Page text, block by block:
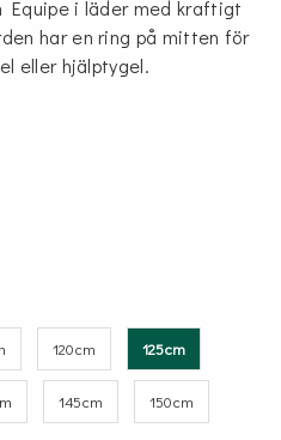
Equipe i läder med kraftigt
har en ring på mitten för
eller hjälptygel.
120cm 125cm
145cm 150cm